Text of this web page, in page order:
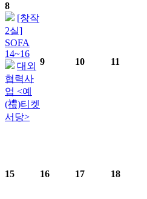
8
[창작
2실]
SOFA
14~16
대외
협력사
업 <예
(禮)티켓
서당>
9 10 11
15 16 17 18